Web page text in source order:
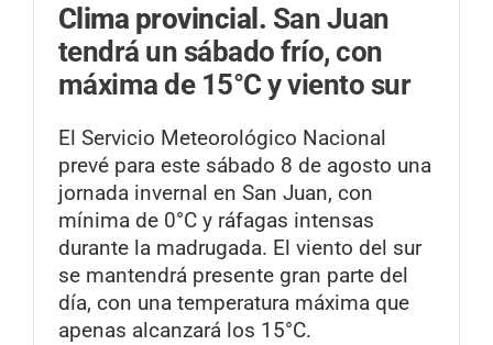
Clima provincial. San Juan
tendrá un sábado frío, con
máxima de 15°C y viento sur
El Servicio Meteorológico Nacional
prevé para este sábado 8 de agosto una
jornada invernal en San Juan, con
mínima de 0°C y ráfagas intensas
durante la madrugada. El viento del sur
se mantendrá presente gran parte del
día, con una temperatura máxima que
apenas alcanzará los 15°C.